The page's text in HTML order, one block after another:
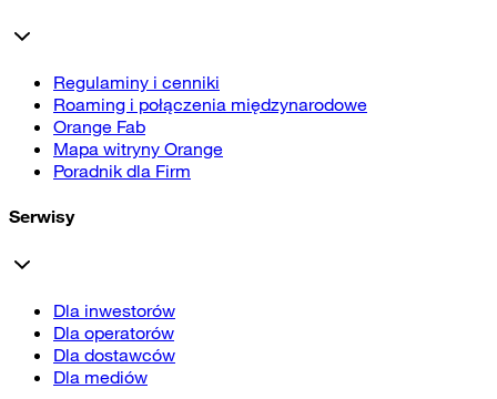
Regulaminy i cenniki
Roaming i połączenia międzynarodowe
Orange Fab
Mapa witryny Orange
Poradnik dla Firm
Serwisy
Dla inwestorów
Dla operatorów
Dla dostawców
Dla mediów